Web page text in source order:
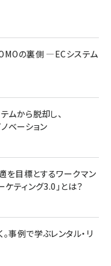
の裏側 ―ECシステム
ムから脱却し、
ベーション
を目標とするワークマン
ティング3.0」とは？
事例で学ぶレンタル・リ